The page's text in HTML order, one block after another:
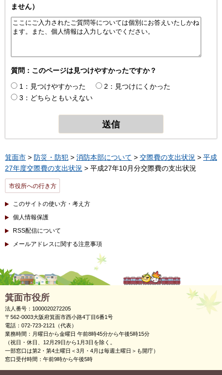
ません）
質問：このページは見つけやすかったですか？
1：見つけやすかった
2：見つけにくかった
3：どちらともいえない
箕面市 > 防災・防犯 > 消防本部について > 交際費の支出状況 > 平成
27年度交際費の支出状況 > 平成27年10月分交際費の支出状況
市役所への行き方
このサイトの使い方・考え方
個人情報保護
RSS配信について
メールアドレスに関する注意事項
箕面市役所
法人番号：1000020272205
〒562-0003大阪府箕面市西小路4丁目6番1号
電話：072-723-2121（代表）
業務時間：月曜日から金曜日 午前8時45分から午後5時15分
（祝日・休日、12月29日から1月3日を除く。
一部窓口は第2・第4土曜日＜3月・4月は毎週土曜日＞も開庁）
窓口受付時間：午前9時から午後5時